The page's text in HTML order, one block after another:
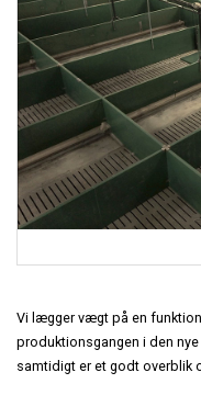
Vi lægger vægt på en
produktionsgangen i den
samtidigt er et godt overblik